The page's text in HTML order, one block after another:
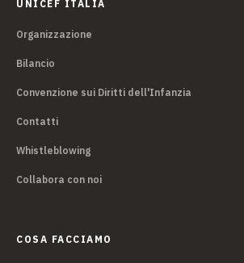
UNICEF ITALIA
Organizzazione
Bilancio
Convenzione sui Diritti dell'Infanzia
Contatti
Whistleblowing
Collabora con noi
COSA FACCIAMO